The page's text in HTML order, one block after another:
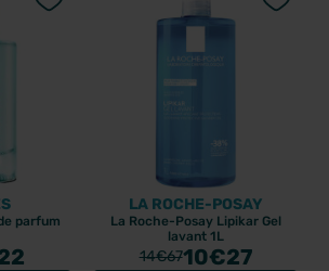
parfum
LA ROCHE-POSAY
La Roche-Posay Lipikar Gel
lavant 1L
14€6710€27